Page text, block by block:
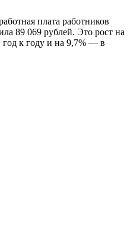
плата работников
89 069 рублей. Это рост на
к году и на 9,7% — в